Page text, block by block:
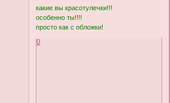
какие вы красотулечки!!!
особенно ты!!!!
просто как с обложки!
0